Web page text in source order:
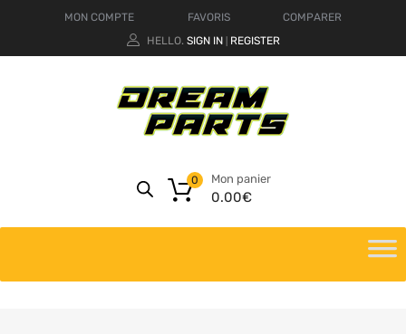
MON COMPTE FAVORIS
COMPARER
HELLO. SIGN IN REGISTER
Mon panier
0.00€
0